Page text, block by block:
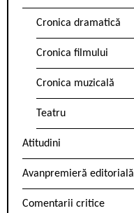
Cronica dramatică
Cronica filmului
Cronica muzicală
Teatru
Atitudini
Avanpremieră editorială
Comentarii critice